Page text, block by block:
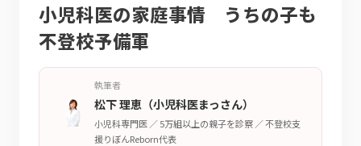
小児科医の家庭事情 うちの子も
不登校予備軍
執筆者
松下 理恵（小児科医まっさん）
小児科専門医 ／ 5万組以上の親子を診察 ／不登校支
援りぼんReborn代表